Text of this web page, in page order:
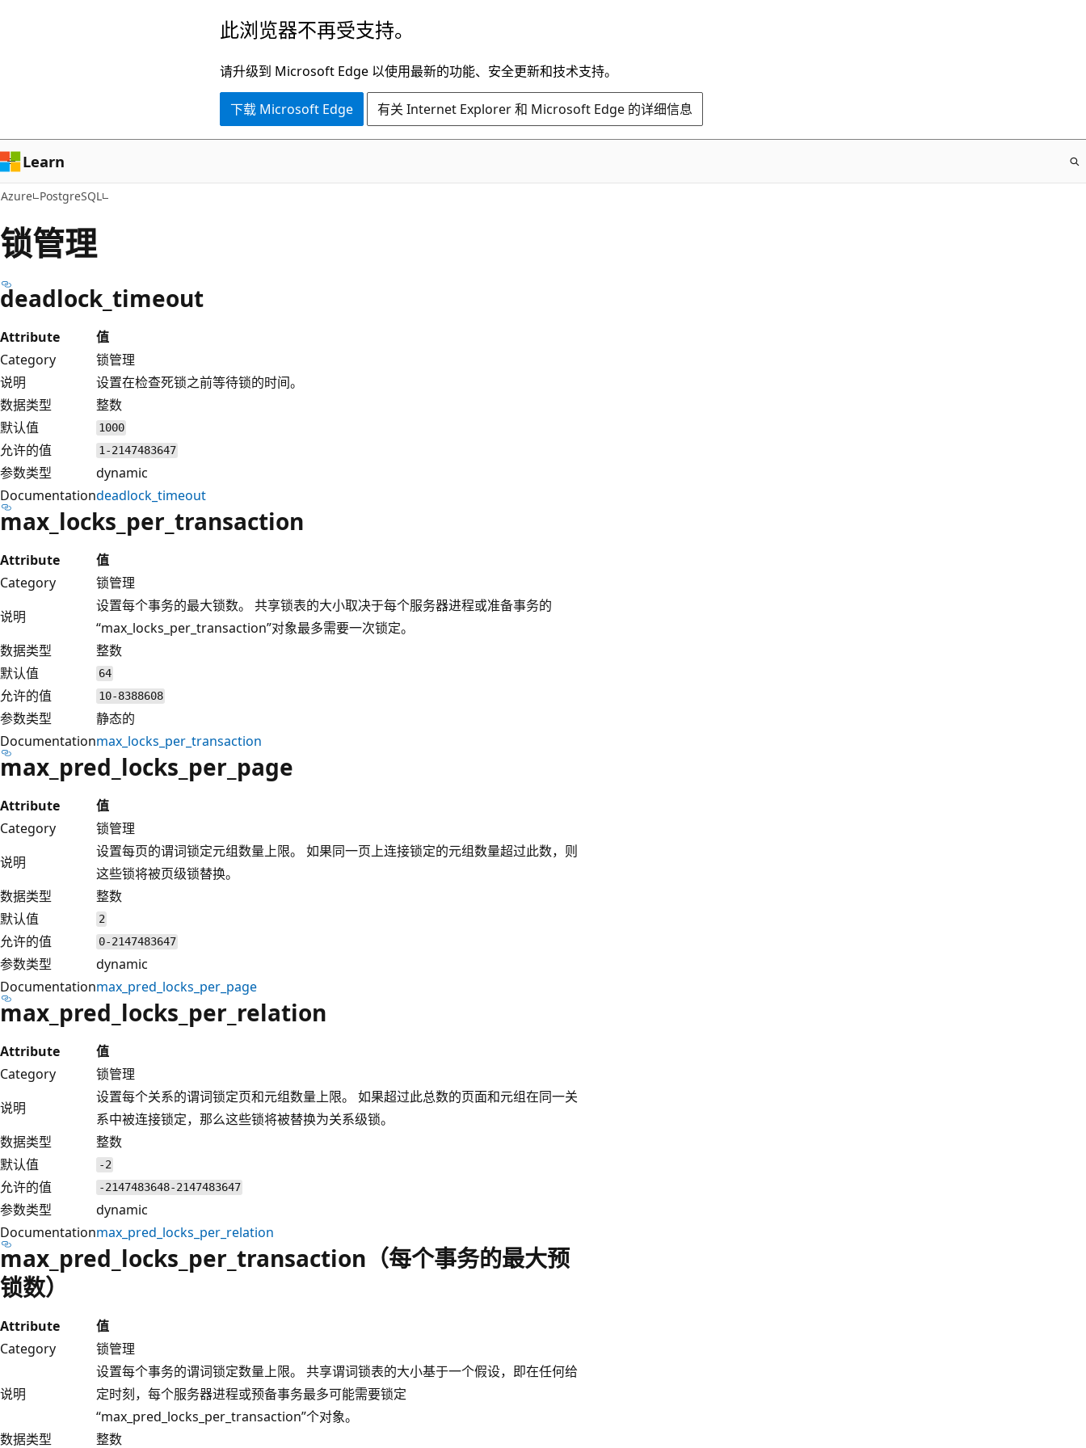
容
此浏览器不再受支持。
请升级到 Microsoft Edge 以使用最新的功能、安全更新和技术支持。
下载 Microsoft Edge 有关 Internet Explorer 和 Microsoft Edge 的详细信息
Learn
Azure PostgreSQL
锁管理
deadlock_timeout
Attribute
值
Category
锁管理
说明
设置在检查死锁之前等待锁的时间。
数据类型
整数
默认值
1000
允许的值 1-2147483647
参数类型
dynamic
Documentationdeadlock_timeout
max_locks_per_transaction
Attribute
值
Category
锁管理
说明
设置每个事务的最大锁数。 共享锁表的大小取决于每个服务器进程或准备事务的
“max_locks_per_transaction”对象最多需要一次锁定。
数据类型
整数
默认值
64
允许的值 10-8388608
参数类型
静态的
Documentationmax_locks_per_transaction
max_pred_locks_per_page
Attribute
值
Category
锁管理
说明
设置每页的谓词锁定元组数量上限。 如果同一页上连接锁定的元组数量超过此数，则
这些锁将被页级锁替换。
数据类型
整数
默认值
2
允许的值 0-2147483647
参数类型
dynamic
Documentationmax_pred_locks_per_page
max_pred_locks_per_relation
Attribute
值
Category
锁管理
说明
设置每个关系的谓词锁定页和元组数量上限。 如果超过此总数的页面和元组在同一关
系中被连接锁定，那么这些锁将被替换为关系级锁。
数据类型
整数
默认值
-2
允许的值 -2147483648-2147483647
参数类型
dynamic
Documentationmax_pred_locks_per_relation
max_pred_locks_per_transaction（每个事务的最大预
锁数）
Attribute
值
Category
锁管理
说明
设置每个事务的谓词锁定数量上限。 共享谓词锁表的大小基于一个假设，即在任何给
定时刻，每个服务器进程或预备事务最多可能需要锁定
“max_pred_locks_per_transaction”个对象。
数据类型
整数